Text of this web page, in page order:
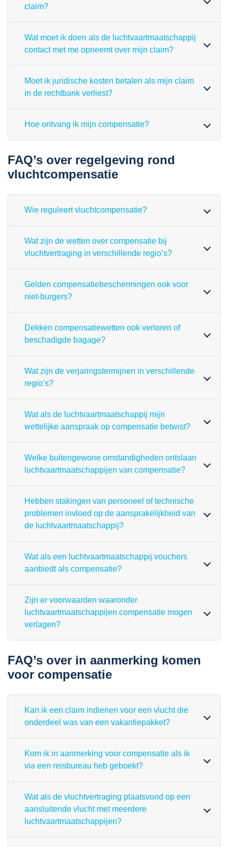
claim?
Wat moet ik doen als de luchtvaartmaatschappij
contact met me opneemt over mijn claim?
Moet ik juridische kosten betalen als mijn claim
in de rechtbank verliest?
Hoe ontvang ik mijn compensatie?
FAQ’s over regelgeving rond
vluchtcompensatie
Wie reguleert vluchtcompensatie?
Wat zijn de wetten over compensatie bij
vluchtvertraging in verschillende regio’s?
Gelden compensatiebeschermingen ook voor
niet-burgers?
Dekken compensatiewetten ook verloren of
beschadigde bagage?
Wat zijn de verjaringstermijnen in verschillende
regio’s?
Wat als de luchtvaartmaatschappij mijn
wettelijke aanspraak op compensatie betwist?
Welke buitengewone omstandigheden ontslaan
luchtvaartmaatschappijen van compensatie?
Hebben stakingen van personeel of technische
problemen invloed op de aansprakelijkheid van
de luchtvaartmaatschappij?
Wat als een luchtvaartmaatschappij vouchers
aanbiedt als compensatie?
Zijn er voorwaarden waaronder
luchtvaartmaatschappijen compensatie mogen
verlagen?
FAQ’s over in aanmerking komen
voor compensatie
Kan ik een claim indienen voor een vlucht die
onderdeel was van een vakantiepakket?
Kom ik in aanmerking voor compensatie als ik
via een reisbureau heb geboekt?
Wat als de vluchtvertraging plaatsvond op een
aansluitende vlucht met meerdere
luchtvaartmaatschappijen?